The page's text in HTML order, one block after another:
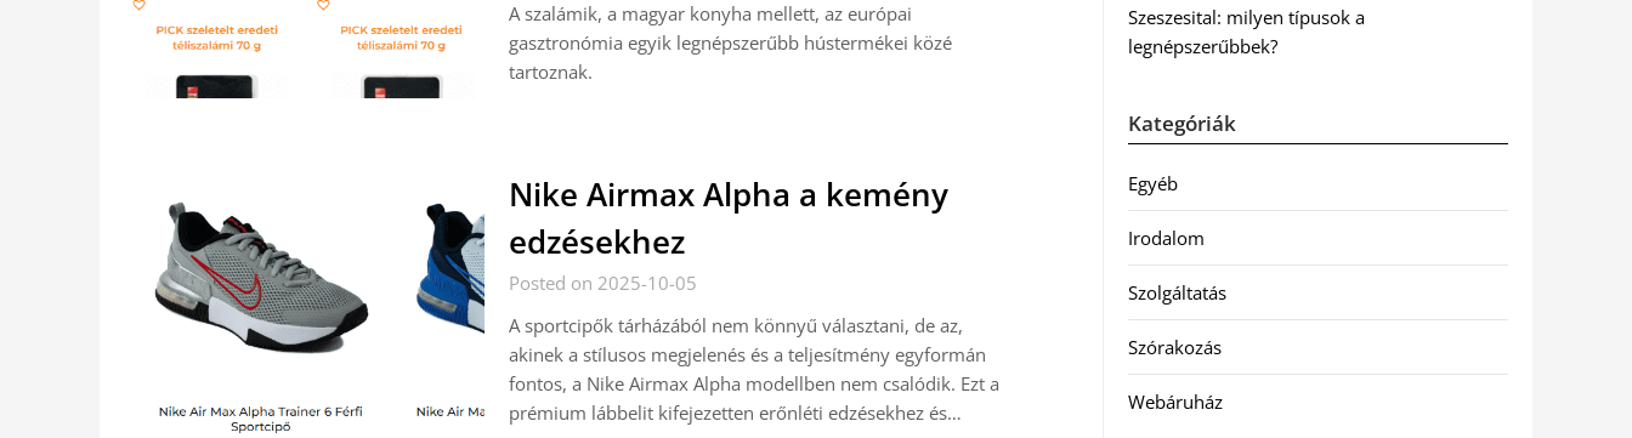
A szalámik, a magyar konyha mellett, az európai
gasztronómia egyik legnépszerűbb hústermékei közé
tartoznak.
Nike Airmax Alpha a kemény
edzésekhez
Posted on 2025-10-05
A sportcipők tárházából nem könnyű választani, de az,
akinek a stílusos megjelenés és a teljesítmény egyformán
fontos, a Nike Airmax Alpha modellben nem csalódik. Ezt a
prémium lábbelit kifejezetten erőnléti edzésekhez és…
Szeszesital: milyen típusok a
legnépszerűbbek?
Kategóriák
Egyéb
Irodalom
Szolgáltatás
Szórakozás
Webáruház